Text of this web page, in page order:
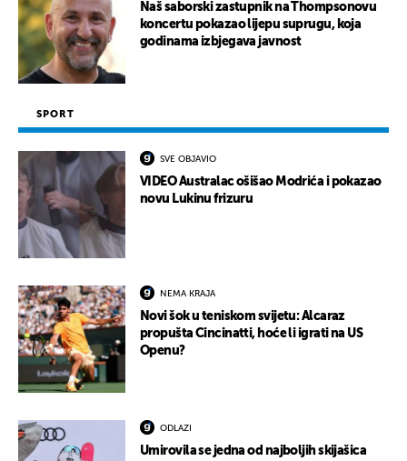
Naš saborski zastupnik na Thompsonovu
koncertu pokazao lijepu suprugu, koja
godinama izbjegava javnost
SPORT
SVE OBJAVIO
VIDEO Australac ošišao Modrića i pokazao
novu Lukinu frizuru
NEMA KRAJA
Novi šok u teniskom svijetu: Alcaraz
propušta Cincinatti, hoće li igrati na US
Openu?
ODLAZI
Umirovila se jedna od najboljih skijašica